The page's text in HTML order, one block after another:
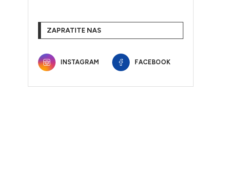
ZAPRATITE NAS
INSTAGRAM FACEBOOK